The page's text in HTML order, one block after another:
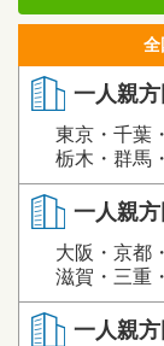
全
一人親
東京・千葉
栃木・群馬
一人親
大阪・京都
滋賀・三重
一人親